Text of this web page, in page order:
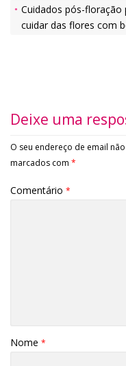
Cuidados pós-
cuidar das flores com
Deixe uma
O seu endereço de email
marcados com *
Comentário *
Nome *